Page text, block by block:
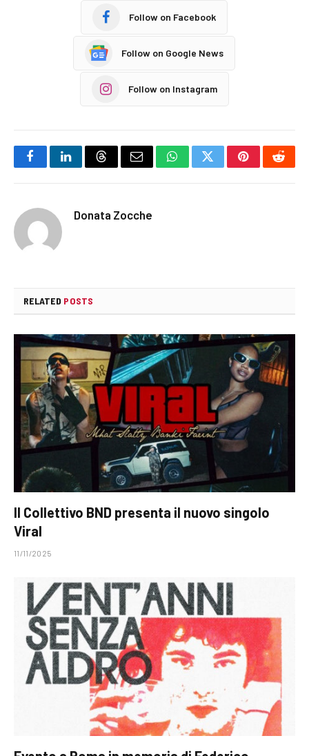
Follow on Facebook
Follow on Google News
Follow on Instagram
FacebookLinkedInThreadsEmail WhatsAppTwitterPinterest
Donata Zocche
RELATED POSTS
Il Collettivo BND presenta il nuovo singolo
Viral
11/11/2025